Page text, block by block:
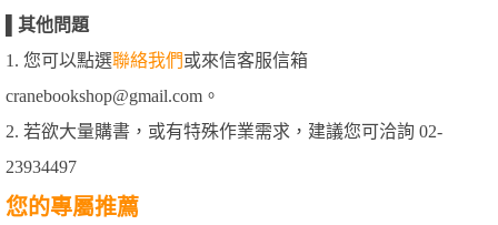
其他問題
1. 您可以點選聯絡我們或來信客服信箱
cranebookshop@gmail.com。
2. 若欲大量購書，或有特殊作業需求，建議您可洽詢 02-
23934497
您的專屬推薦